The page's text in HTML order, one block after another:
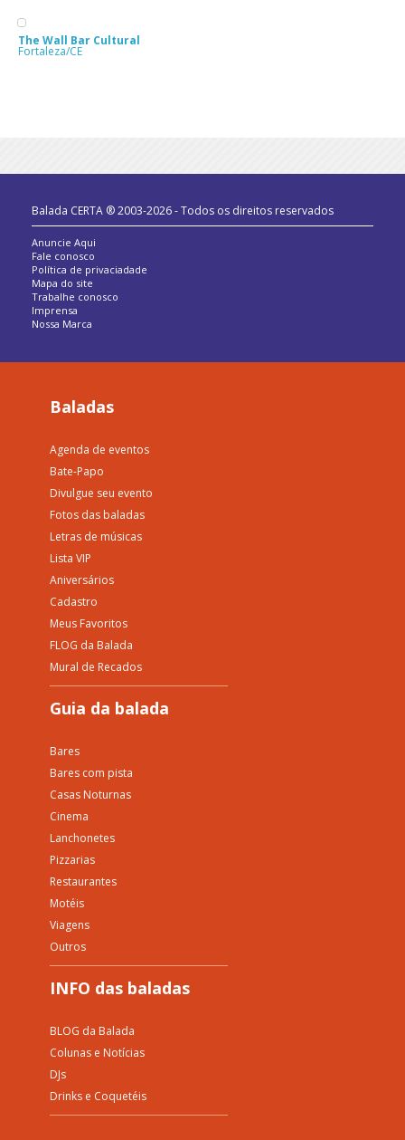
The Wall Bar Cultural
Fortaleza/CE
Balada CERTA ® 2003-2026 - Todos os direitos reservados
Anuncie Aqui
Fale conosco
Política de privaciadade
Mapa do site
Trabalhe conosco
Imprensa
Nossa Marca
Baladas
Agenda de eventos
Bate-Papo
Divulgue seu evento
Fotos das baladas
Letras de músicas
Lista VIP
Aniversários
Cadastro
Meus Favoritos
FLOG da Balada
Mural de Recados
Guia da balada
Bares
Bares com pista
Casas Noturnas
Cinema
Lanchonetes
Pizzarias
Restaurantes
Motéis
Viagens
Outros
INFO das baladas
BLOG da Balada
Colunas e Notícias
DJs
Drinks e Coquetéis